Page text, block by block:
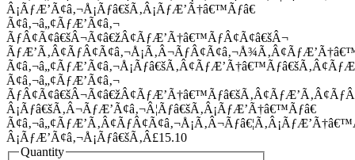
Â¡ÃƒÆ’Ã¢â‚¬Å¡Ãƒâ€šÃ‚Â¡ÃƒÆ’Ã†â€™Ãƒâ€
Ã¢â‚¬â„¢ÃƒÆ’Ã¢â‚¬
ÃƒÂ¢Ã¢â€šÂ¬Ã¢â€žÂ¢ÃƒÆ’Ã†â€™ÃƒÂ¢Ã¢â€šÂ¬
Ã¢â‚¬â„¢ÃƒÆ’Ã¢â‚¬
Â¡Ãƒâ€šÃ‚Â¬ÃƒÆ’Ã¢â‚¬Â¦Ãƒâ€šÃ‚Â¡ÃƒÆ’Ã†â€™Ãƒâ€
Â¡ÃƒÆ’Ã¢â‚¬Å¡Ãƒâ€šÃ‚Â£15.10
Quantity